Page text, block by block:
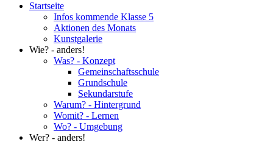
Startseite
Infos kommende Klasse 5
Aktionen des Monats
Kunstgalerie
Wie? - anders!
Was? - Konzept
Gemeinschaftsschule
Grundschule
Sekundarstufe
Warum? - Hintergrund
Womit? - Lernen
Wo? - Umgebung
Wer? - anders!